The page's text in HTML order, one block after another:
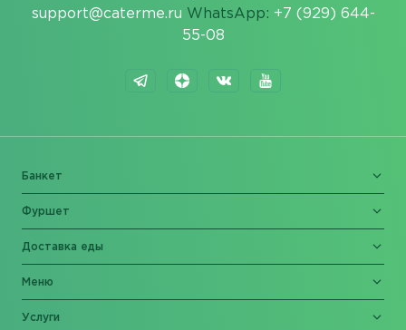
support@caterme.ru WhatsApp: +7 (929) 644-
55-08
Банкет
Фуршет
Доставка еды
Меню
Услуги